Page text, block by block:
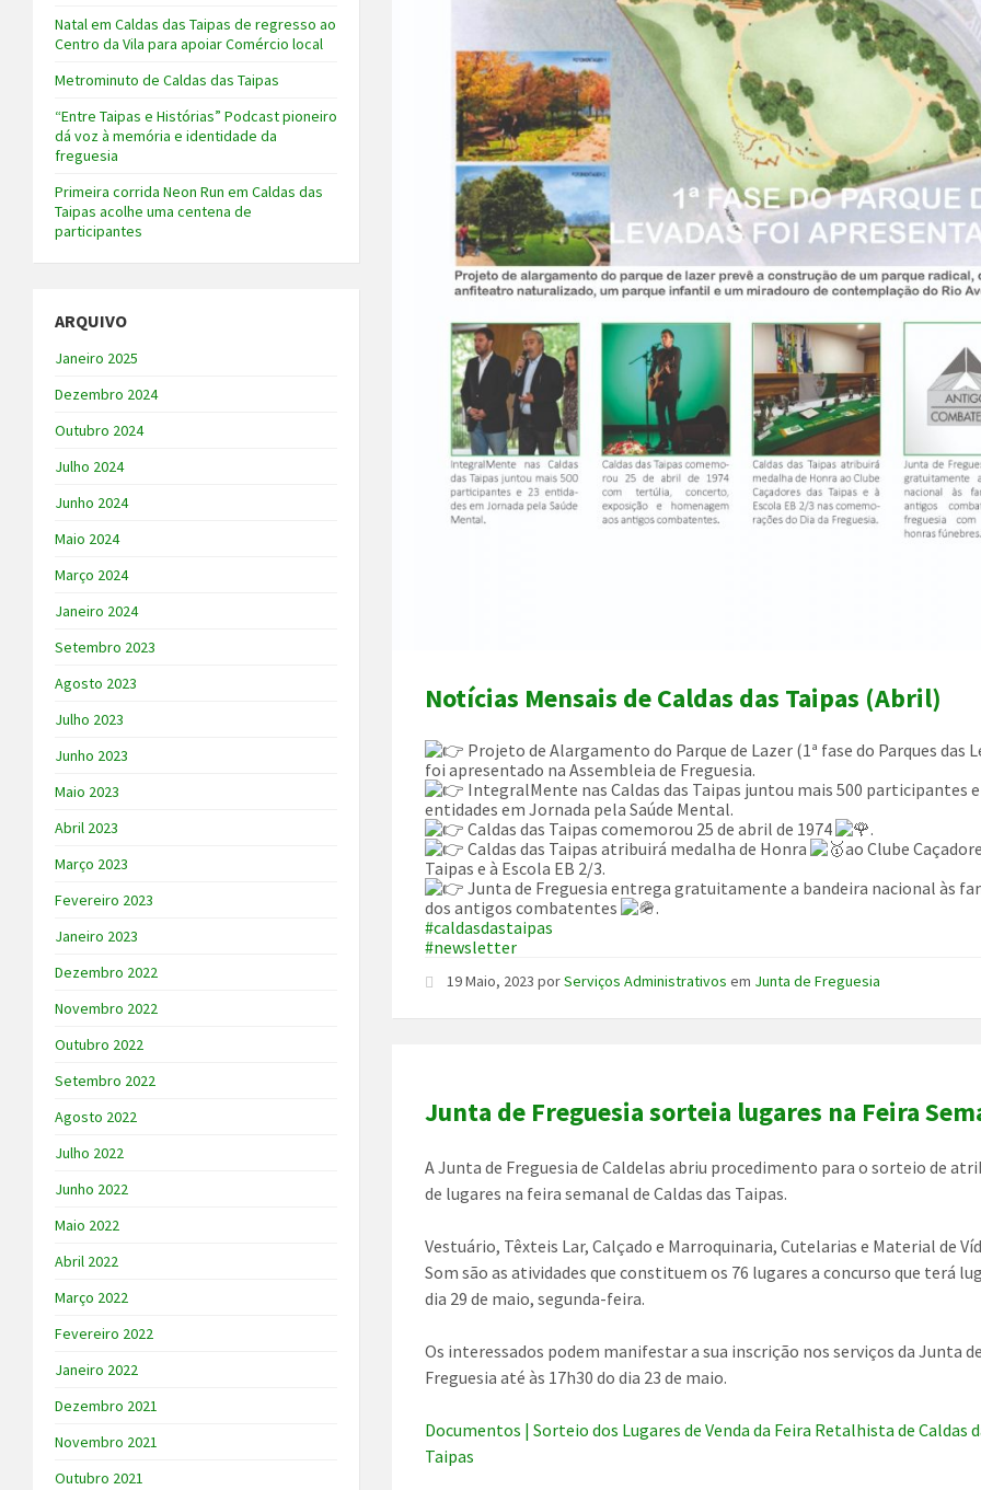
Notícias Mensais de Caldas das Taipas (Abril)
Projeto de Alargamento do Parque de Lazer (1ª fase do Parques das
foi apresentado na Assembleia de Freguesia.
IntegralMente nas Caldas das Taipas juntou mais 500 participantes e
entidades em Jornada pela Saúde Mental.
Caldas das Taipas comemorou 25 de abril de 1974
.
Caldas das Taipas atribuirá medalha de Honra
ao Clube
Taipas e à Escola EB 2/3.
Junta de Freguesia entrega gratuitamente a bandeira nacional às
dos antigos combatentes
.
#caldasdastaipas
#newsletter
19 Maio, 2023porServiços Administrativos em Junta de Freguesia
Junta de Freguesia sorteia lugares na Feira
A Junta de Freguesia de Caldelas abriu procedimento para o sorteio de
de lugares na feira semanal de Caldas das Taipas.
Vestuário, Têxteis Lar, Calçado e Marroquinaria, Cutelarias e Material de
Som são as atividades que constituem os 76 lugares a concurso que terá
dia 29 de maio, segunda-feira.
Os interessados podem manifestar a sua inscrição nos serviços da Junta de
Freguesia até às 17h30 do dia 23 de maio.
Documentos | Sorteio dos Lugares de Venda da Feira Retalhista de Caldas
Taipas
Natal em Caldas das Taipas de regresso ao
Centro da Vila para apoiar Comércio local
Metrominuto de Caldas das Taipas
“Entre Taipas e Histórias” Podcast pioneiro
dá voz à memória e identidade da
freguesia
Primeira corrida Neon Run em Caldas das
Taipas acolhe uma centena de
participantes
ARQUIVO
Janeiro 2025
Dezembro 2024
Outubro 2024
Julho 2024
Junho 2024
Maio 2024
Março 2024
Janeiro 2024
Setembro 2023
Agosto 2023
Julho 2023
Junho 2023
Maio 2023
Abril 2023
Março 2023
Fevereiro 2023
Janeiro 2023
Dezembro 2022
Novembro 2022
Outubro 2022
Setembro 2022
Agosto 2022
Julho 2022
Junho 2022
Maio 2022
Abril 2022
Março 2022
Fevereiro 2022
Janeiro 2022
Dezembro 2021
Novembro 2021
Outubro 2021